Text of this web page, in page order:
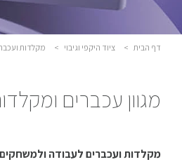
דף הבית > ציוד היקפי וגיבוי > מקלדות
מגוון עכברים
מקלדות ועכברים לעבודה ולמשחקים